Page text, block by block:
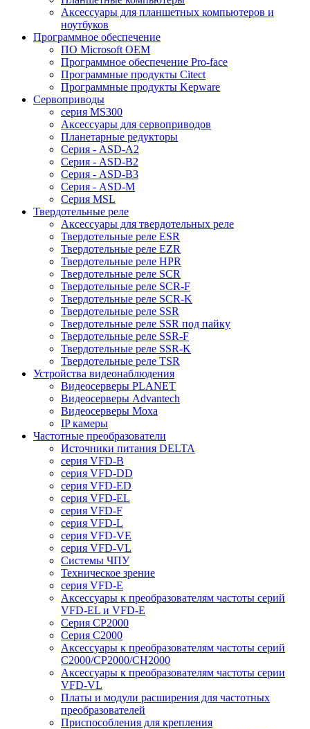
Аксессуары для планшетных компьютеров и
ноутбуков
Программное обеспечение
ПО Microsoft OEM
Программное обеспечение Pro-face
Программные продукты Citect
Программные продукты Kepware
Сервоприводы
серия MS300
Аксессуары для сервоприводов
Планетарные редукторы
Серия - ASD-A2
Серия - ASD-B2
Серия - ASD-B3
Серия - ASD-M
Серия MSL
Твердотельные реле
Аксессуары для твердотельных реле
Твердотельные реле ESR
Твердотельные реле EZR
Твердотельные реле HPR
Твердотельные реле SCR
Твердотельные реле SCR-F
Твердотельные реле SCR-K
Твердотельные реле SSR
Твердотельные реле SSR под пайку
Твердотельные реле SSR-F
Твердотельные реле SSR-K
Твердотельные реле TSR
Устройства видеонаблюдения
Видеосерверы PLANET
Видеосерверы Advantech
Видеосерверы Moxa
IP камеры
Частотные преобразователи
Источники питания DELTA
серия VFD-B
серия VFD-DD
серия VFD-ED
серия VFD-EL
серия VFD-F
серия VFD-L
серия VFD-VE
серия VFD-VL
Системы ЧПУ
Техническое зрение
серия VFD-E
Аксессуары к преобразователям частоты серий
VFD-EL и VFD-E
Серия CP2000
Серия C2000
Аксессуары к преобразователям частоты серий
С2000/CP2000/CH2000
Аксессуары к преобразователям частоты серии
VFD-VL
Платы и модули расширения для частотных
преобразователей
Приспособления для крепления